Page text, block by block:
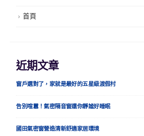
首頁
近期文章
窗戶選對了，家就是最好的五星級渡假村
告別喧囂！氣密隔音窗還你靜謐好睡眠
國田氣密窗營造清新舒適家居環境